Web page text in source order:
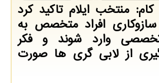
منتخب ایلام تاكید كرد
سازوكاری افراد متخصص به
وارد شوند و فكر
از لابی گری ها صورت